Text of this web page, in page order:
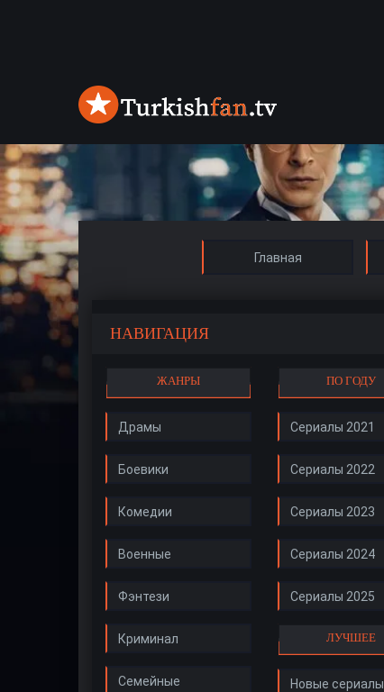
Главная
НАВИГАЦИЯ
ЖАНРЫ
Драмы
Боевики
Комедии
Военные
Фэнтези
Криминал
Семейные
ПО ГОДУ
Сериалы 2021
Сериалы 2022
Сериалы 2023
Сериалы 2024
Сериалы 2025
ЛУЧШЕЕ
Новые сериалы